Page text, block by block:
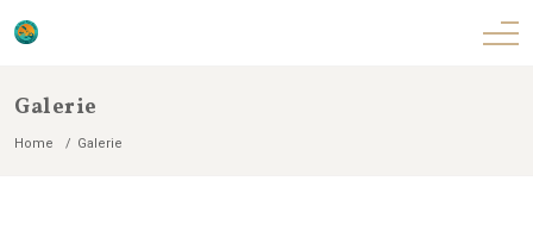
Galerie
Home Galerie